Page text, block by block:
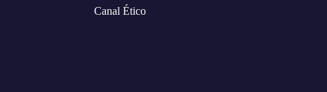
Canal Ético